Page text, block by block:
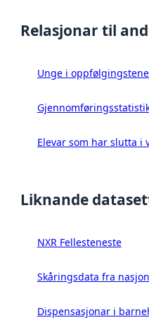
Relasjonar til
Unge i
Elevar som har slutta i
Liknande
NXR Fellesteneste
Skåringsdata fra
Dispensasjonar i